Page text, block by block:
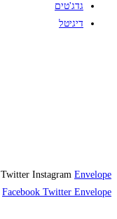
גדג'טים
דיגיטל
Twitter Instagram Envelope
Facebook Twitter Envelope